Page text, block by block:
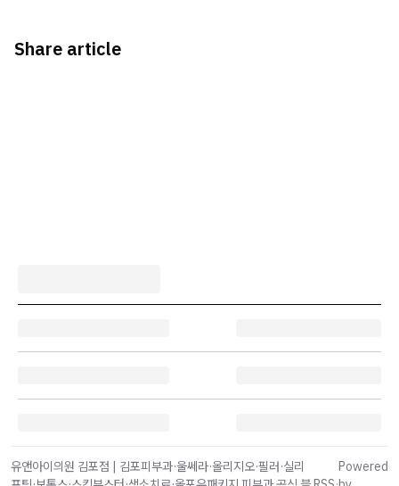
Share article
유앤아이의원 김포점 | 김포피부과·울쎄라·올리지오·필러·실리
Powered